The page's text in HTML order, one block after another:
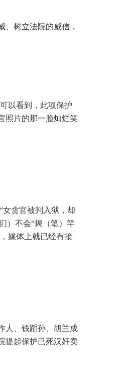
树立法院的威信，
以看到，此项保护
照片的那一脸灿烂笑
贪官被判入狱，却
）不会“揭（笔）竿
媒体上就已经有接
人、钱蹈孙、胡兰成
提起保护已死汉奸卖